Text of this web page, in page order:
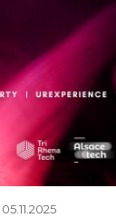
05.11.2025